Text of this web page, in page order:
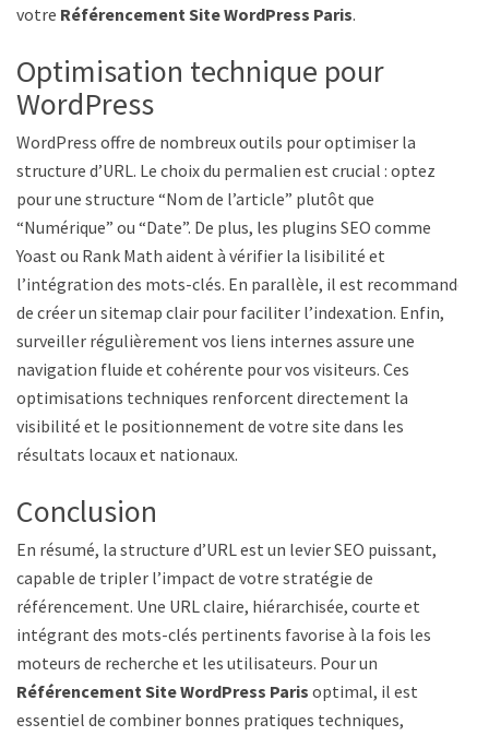
votre Référencement Site WordPress Paris.
Optimisation technique pour
WordPress
WordPress offre de nombreux outils pour optimiser la
structure d’URL. Le choix du permalien est crucial : optez
pour une structure “Nom de l’article” plutôt que
“Numérique” ou “Date”. De plus, les plugins SEO comme
Yoast ou Rank Math aident à vérifier la lisibilité et
l’intégration des mots-clés. En parallèle, il est recommandé
de créer un sitemap clair pour faciliter l’indexation. Enfin,
surveiller régulièrement vos liens internes assure une
navigation fluide et cohérente pour vos visiteurs. Ces
optimisations techniques renforcent directement la
visibilité et le positionnement de votre site dans les
résultats locaux et nationaux.
Conclusion
En résumé, la structure d’URL est un levier SEO puissant,
capable de tripler l’impact de votre stratégie de
référencement. Une URL claire, hiérarchisée, courte et
intégrant des mots-clés pertinents favorise à la fois les
moteurs de recherche et les utilisateurs. Pour un
Référencement Site WordPress Paris optimal, il est
essentiel de combiner bonnes pratiques techniques,